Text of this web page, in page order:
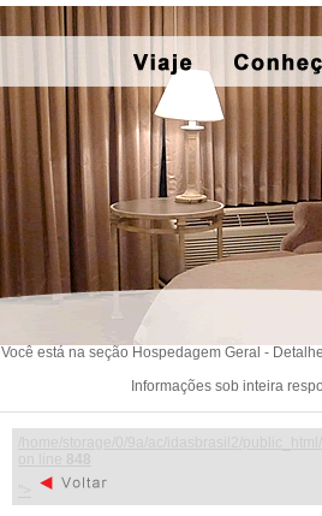
Você está na seção Hospedagem Geral -
Informações sob inteira